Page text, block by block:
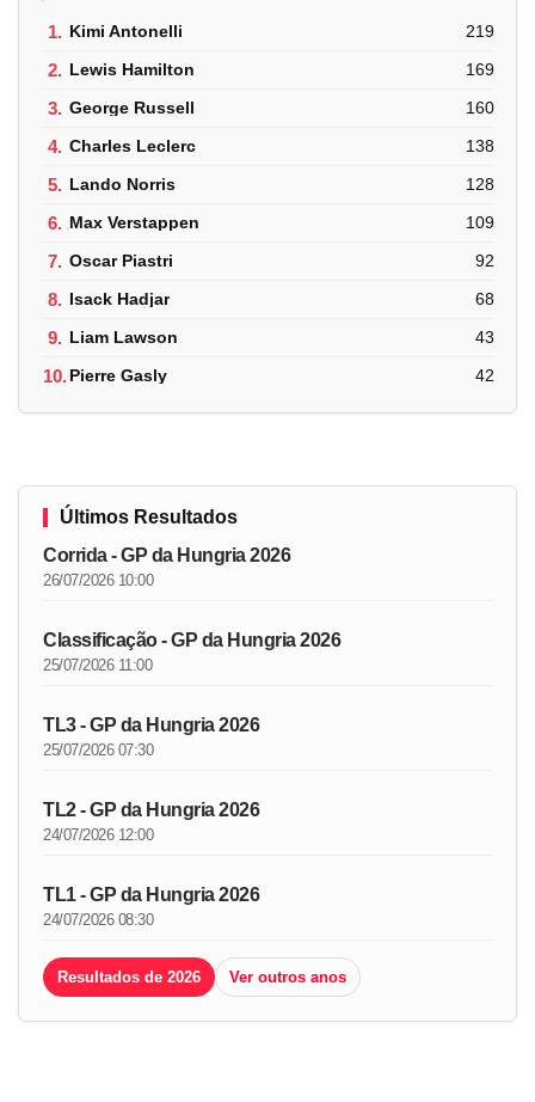
1. Kimi Antonelli 219
2. Lewis Hamilton 169
3. George Russell 160
4. Charles Leclerc 138
5. Lando Norris 128
6. Max Verstappen 109
7. Oscar Piastri 92
8. Isack Hadjar 68
9. Liam Lawson 43
10.Pierre Gasly 42
Últimos Resultados
Corrida - GP da Hungria 2026
26/07/2026 10:00
Classificação - GP da Hungria 2026
25/07/2026 11:00
TL3 - GP da Hungria 2026
25/07/2026 07:30
TL2 - GP da Hungria 2026
24/07/2026 12:00
TL1 - GP da Hungria 2026
24/07/2026 08:30
Resultados de 2026 Ver outros anos